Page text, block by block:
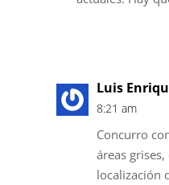
Luis
8:21 am
Concurro
áreas
localización